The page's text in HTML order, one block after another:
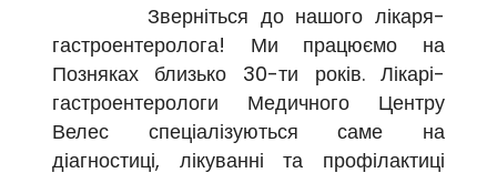
Зверніться до нашого лікаря-
гастроентеролога! Ми працюємо на
Позняках близько 30-ти років. Лікарі-
гастроентерологи Медичного Центру
Велес спеціалізуються саме на
діагностиці, лікуванні та профілактиці